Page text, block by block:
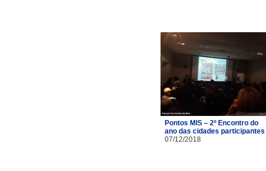
Pontos MIS – 2º Encontro do
ano das cidades participantes
07/12/2018